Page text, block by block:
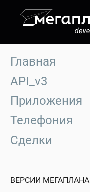
Главная
API_v3
Приложения
Телефония
Сделки
ВЕРСИИ МЕГАПЛАНА